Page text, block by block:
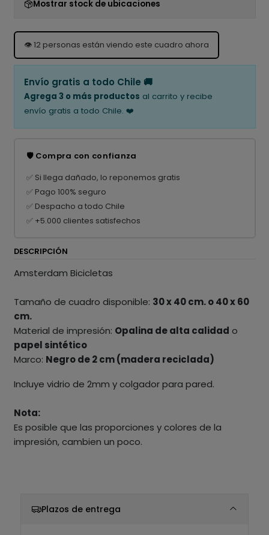
Mostrar stock de ubicaciones
👁️12personas están viendo este cuadro ahora
Envío gratis a todo Chile 🚚
Agrega 3 o más productos al carrito y recibe
envío gratis a todo Chile. ❤️
🛡️ Compra con confianza
✅ Si llega dañado, lo reponemos gratis
✅ Pago 100% seguro
✅ Despacho a todo Chile
✅ +5.000 clientes satisfechos
DESCRIPCIÓN
Amsterdam Bicicletas
Tamaño de cuadro disponible: 30 x 40 cm. o 40 x 60
cm.
Material de impresión: Opalina de alta calidad o
papel sintético
Marco: Negro de 2 cm (madera reciclada)
Incluye vidrio de 2mm y colgador para pared.
Nota:
Es posible que las proporciones y colores de la
impresión, cambien un poco.
Plazos de entrega